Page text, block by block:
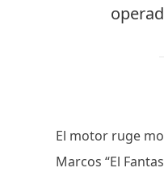
El motor ruge
Marcos “El